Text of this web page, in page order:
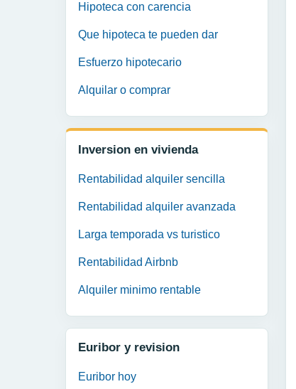
Hipoteca con carencia
Que hipoteca te pueden dar
Esfuerzo hipotecario
Alquilar o comprar
Inversion en vivienda
Rentabilidad alquiler sencilla
Rentabilidad alquiler avanzada
Larga temporada vs turistico
Rentabilidad Airbnb
Alquiler minimo rentable
Euribor y revision
Euribor hoy